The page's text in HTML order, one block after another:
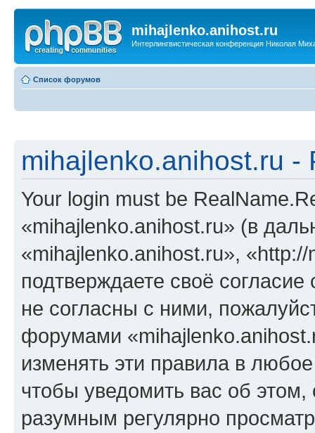
mihajlenko.anihost.ru
Интерлингвистическая конференция Николая
Список форумов
mihajlenko.anihost.ru -
Your login must be
«mihajlenko.anihost.ru» (в
«mihajlenko.anihost.ru»,
подтверждаете своё
не согласны с ними,
форумами
изменять эти правила в
чтобы уведомить вас об
разумным регулярно